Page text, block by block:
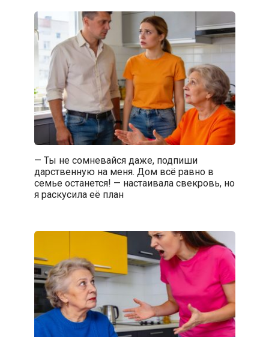
— Ты не сомневайся даже, подпиши
дарственную на меня. Дом всё равно в
семье останется! — настаивала свекровь, но
я раскусила её план